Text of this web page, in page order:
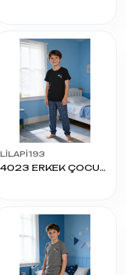
LİLAPİ193
4023 ERKEK ÇOCUK SÜPREM K.KOL PİJAMA TAKIM